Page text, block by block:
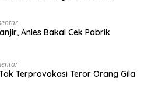
Anies Bakal Cek Pabrik
Terprovokasi Teror Orang Gila